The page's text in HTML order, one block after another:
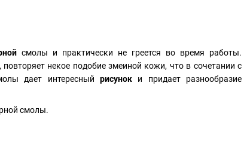
смолы и практически не греется во время работы.
некое подобие змеиной кожи, что в сочетании с
дает интересный рисунок и придает разнообразие